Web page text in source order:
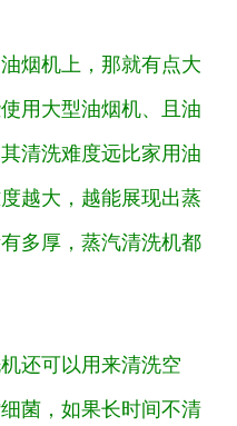
烟机上，那就有点大
用大型油烟机、且油
清洗难度远比家用油
越大，越能展现出蒸
多厚，蒸汽清洗机都
还可以用来清洗空
菌，如果长时间不清